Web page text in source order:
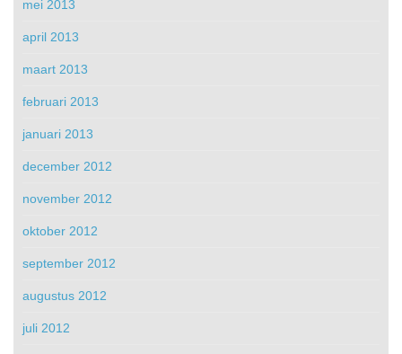
mei 2013
april 2013
maart 2013
februari 2013
januari 2013
december 2012
november 2012
oktober 2012
september 2012
augustus 2012
juli 2012